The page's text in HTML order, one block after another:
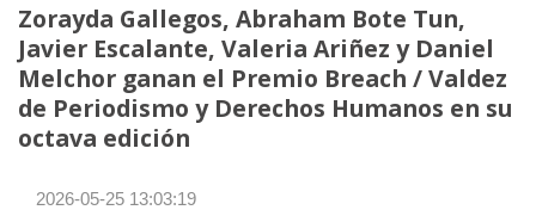
Zorayda Gallegos, Abraham Bote Tun,
Javier Escalante, Valeria Ariñez y Daniel
Melchor ganan el Premio Breach / Valdez
de Periodismo y Derechos Humanos en su
octava edición
2026-05-25 13:03:19